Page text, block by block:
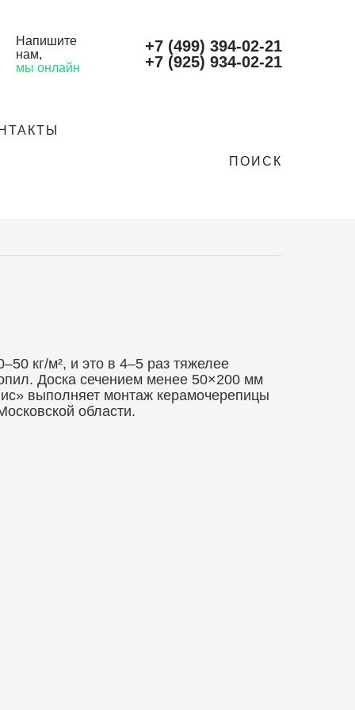
Напишите
нам,
мы онлайн
+7 (499) 394-02-21
+7 (925) 934-02-21
ПОИСК
кг/м², и это в 4–5 раз тяжелее
Доска сечением менее 50×200 мм
выполняет монтаж керамочерепицы
области.